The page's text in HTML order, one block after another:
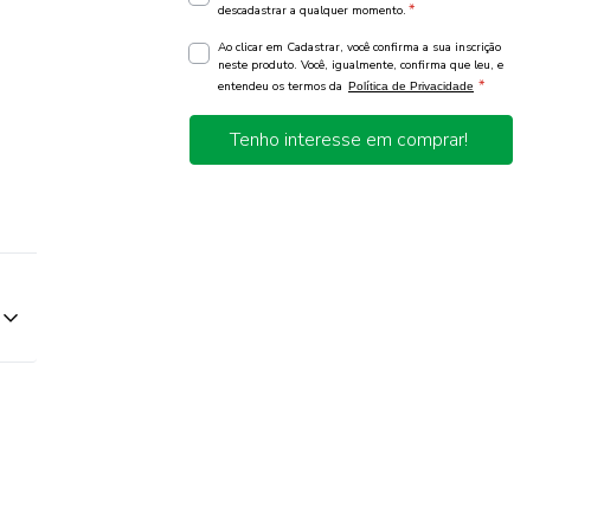
descadastrar a qualquer momento. *
Ao clicar em Cadastrar, você confirma a sua inscrição
neste produto. Você, igualmente, confirma que leu, e
entendeu os termos da Política de Privacidade *
Tenho interesse em comprar!